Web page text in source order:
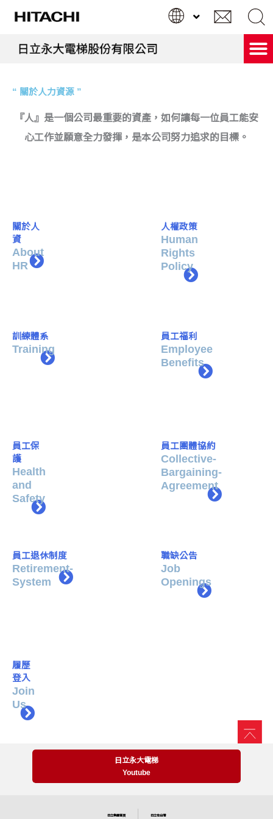
Search
“ 關於人力資源 ”
『人』是一個公司最重要的資產，如何讓每一位員工能安
心工作並願意全力發揮，是本公司努力追求的目標。
關於人
資
About
HR
人權政策
Human
Rights
Policy
訓練體系
Training
員工福利
Employee
Benefits
員工保
護
Health
and
Safety
員工團體協約
Collective-
Bargaining-
Agreement
員工退休制度
Retirement-
System
職缺公告
Job
Openings
履歷
登入
Join
Us
日立永大電梯
Youtube
日立集團首頁 日立在台灣